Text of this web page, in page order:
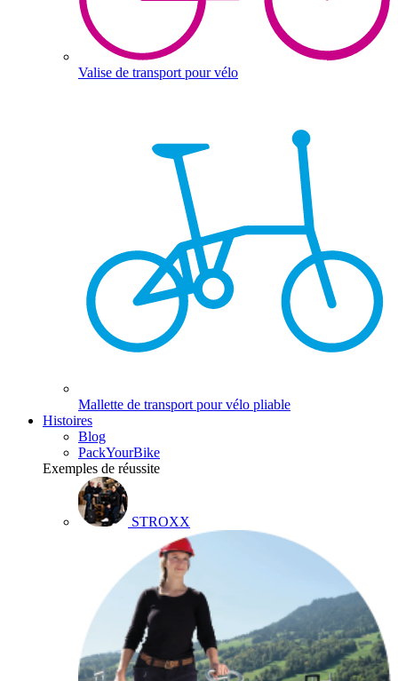
Valise de transport pour vélo
Mallette de transport pour vélo pliable
Histoires
Blog
PackYourBike
Exemples de réussite
STROXX